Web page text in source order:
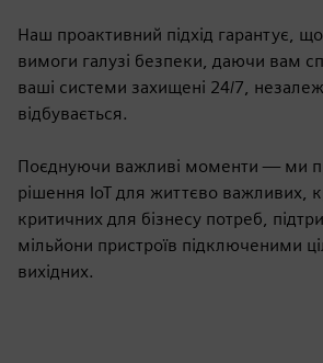
Наш проактивний підхід гарантує,
вимоги галузі безпеки, даючи вам
ваші системи захищені 24/7,
відбувається.
Поєднуючи важливі моменти — ми
рішення IoT для життєво важливих,
критичних для бізнесу потреб,
мільйони пристроїв підключеними
вихідних.